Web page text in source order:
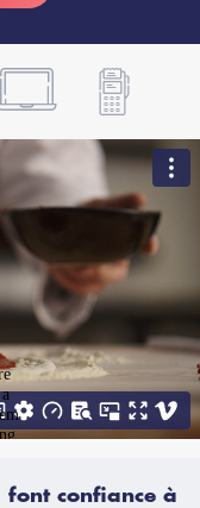
font confiance à